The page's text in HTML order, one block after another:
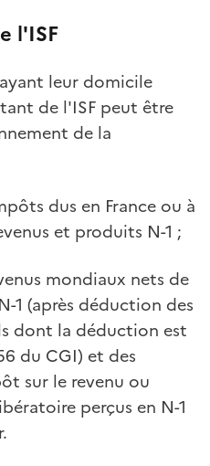
l'ISF
leur domicile
de l'ISF peut être
de la
dus en France ou à
et produits N-1 ;
mondiaux nets de
1 (après déduction des
dont la déduction est
du CGI) et des
sur le revenu ou
perçus en N-1